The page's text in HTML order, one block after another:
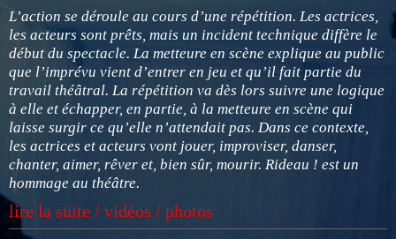
L’action se déroule au cours d’une répétition. Les actrices,
les acteurs sont prêts, mais un incident technique diffère le
début du spectacle. La metteure en scène explique au public
que l’imprévu vient d’entrer en jeu et qu’il fait partie du
travail théâtral. La répétition va dès lors suivre une logique
à elle et échapper, en partie, à la metteure en scène qui
laisse surgir ce qu’elle n’attendait pas. Dans ce contexte,
les actrices et acteurs vont jouer, improviser, danser,
chanter, aimer, rêver et, bien sûr, mourir. Rideau ! est un
hommage au théâtre.
lire la suite / vidéos / photos